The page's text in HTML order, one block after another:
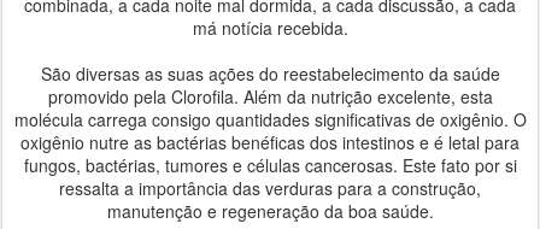
má notícia recebida.
São diversas as suas ações do reestabelecimento da saúde
promovido pela Clorofila. Além da nutrição excelente, esta
molécula carrega consigo quantidades significativas de oxigênio. O
oxigênio nutre as bactérias benéficas dos intestinos e é letal para
fungos, bactérias, tumores e células cancerosas. Este fato por si
ressalta a importância das verduras para a construção,
manutenção e regeneração da boa saúde.